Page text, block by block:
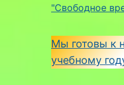
"Свободное
Мы готовы к
учебному